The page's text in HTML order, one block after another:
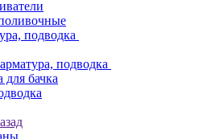
подводка
подводка
для бачка